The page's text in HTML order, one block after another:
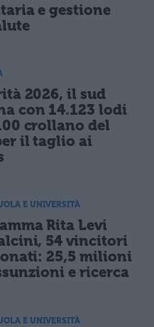
e gestione
2026, il sud
con 14.123 lodi
crollano del
il taglio ai
E UNIVERSITÀ
Rita Levi
54 vincitori
25,5 milioni
e ricerca
E UNIVERSITÀ